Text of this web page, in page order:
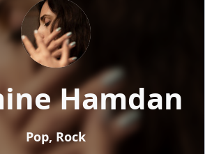
Hamdan
Pop, Rock